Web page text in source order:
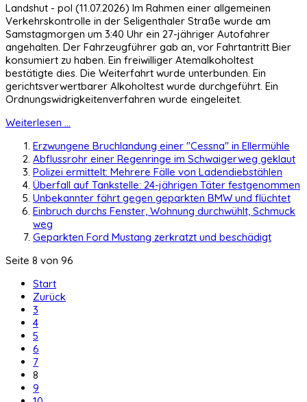
Landshut - pol (11.07.2026) Im Rahmen einer allgemeinen
Verkehrskontrolle in der Seligenthaler Straße wurde am
Samstagmorgen um 3:40 Uhr ein 27-jähriger Autofahrer
angehalten. Der Fahrzeugführer gab an, vor Fahrtantritt Bier
konsumiert zu haben. Ein freiwilliger Atemalkoholtest
bestätigte dies. Die Weiterfahrt wurde unterbunden. Ein
gerichtsverwertbarer Alkoholtest wurde durchgeführt. Ein
Ordnungswidrigkeitenverfahren wurde eingeleitet.
Weiterlesen ...
Erzwungene Bruchlandung einer "Cessna" in Ellermühle
Abflussrohr einer Regenringe im Schwaigerweg geklaut
Polizei ermittelt: Mehrere Fälle von Ladendiebstählen
Überfall auf Tankstelle: 24-jährigen Täter festgenommen
Unbekannter fährt gegen geparkten BMW und flüchtet
Einbruch durchs Fenster, Wohnung durchwühlt, Schmuck
weg
Geparkten Ford Mustang zerkratzt und beschädigt
Seite 8 von 96
Start
Zurück
3
4
5
6
7
8
9